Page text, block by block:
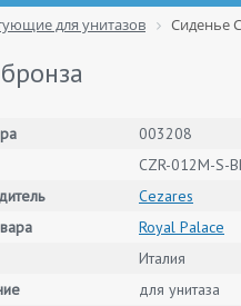
для унитазов Сиденье
003208
CZR-012M-S-
Cezares
Royal Palace
Италия
для унитаза